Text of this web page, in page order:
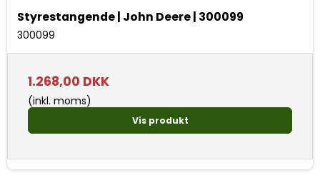
Styrestangende | John Deere | 300099
300099
1.268,00 DKK
(inkl. moms)
Vis produkt